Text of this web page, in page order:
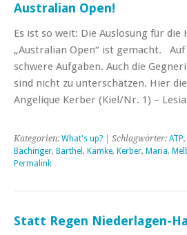
Australian Open!
Es ist so weit: Die Auslosung für die
„Australian Open“ ist gemacht.
schwere Aufgaben. Auch die
sind nicht zu unterschätzen. Hier
Angelique Kerber (Kiel/Nr. 1) –
Kategorien: What's up? | Schlagwörter: ATP,
Bachinger, Barthel , Kamke, Kerber, Maria,
Permalink
Statt Regen Niederlagen-